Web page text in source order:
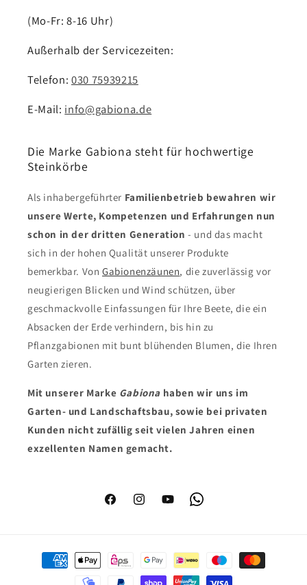
(Mo-Fr: 8-16 Uhr)
Außerhalb der Servicezeiten:
Telefon: 030 75939215
E-Mail: info@gabiona.de
Die Marke Gabiona steht für hochwertige
Steinkörbe
Als inhabergeführter Familienbetrieb bewahren wir
unsere Werte, Kompetenzen und Erfahrungen nun
schon in der dritten Generation- und das macht
sich in der hohen Qualität unserer Produkte
bemerkbar. Von Gabionenzäunen, die zuverlässig vor
neugierigen Blicken und Wind schützen, über
geschmackvolle Einfassungen für Ihre Beete, die ein
Absacken der Erde verhindern, bis hin zu
Pflanzgabionen mit bunt blühenden Blumen, die Ihren
Garten zieren.
Mit unserer Marke Gabiona haben wir uns im
Garten- und Landschaftsbau, sowie bei privaten
Kunden nicht zufällig seit vielen Jahren einen
exzellenten Namen gemacht.
FacebookInstagramYouTubeWhatsApp
Zahlungsmethoden